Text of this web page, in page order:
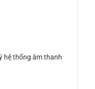
hệ thống âm thanh